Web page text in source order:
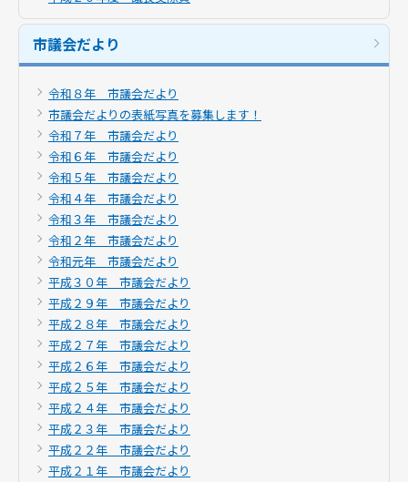
市議会だより
令和８年 市議会だより
市議会だよりの表紙写真を募集します！
令和７年 市議会だより
令和６年 市議会だより
令和５年 市議会だより
令和４年 市議会だより
令和３年 市議会だより
令和２年 市議会だより
令和元年 市議会だより
平成３０年 市議会だより
平成２９年 市議会だより
平成２８年 市議会だより
平成２７年 市議会だより
平成２６年 市議会だより
平成２５年 市議会だより
平成２４年 市議会だより
平成２３年 市議会だより
平成２２年 市議会だより
平成２１年 市議会だより